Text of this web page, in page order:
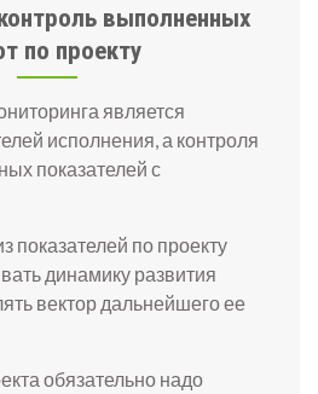
выполненных
по проекту
является
исполнения, а контроля
показателей с
показателей по проекту
динамику развития
вектор дальнейшего ее
обязательно надо